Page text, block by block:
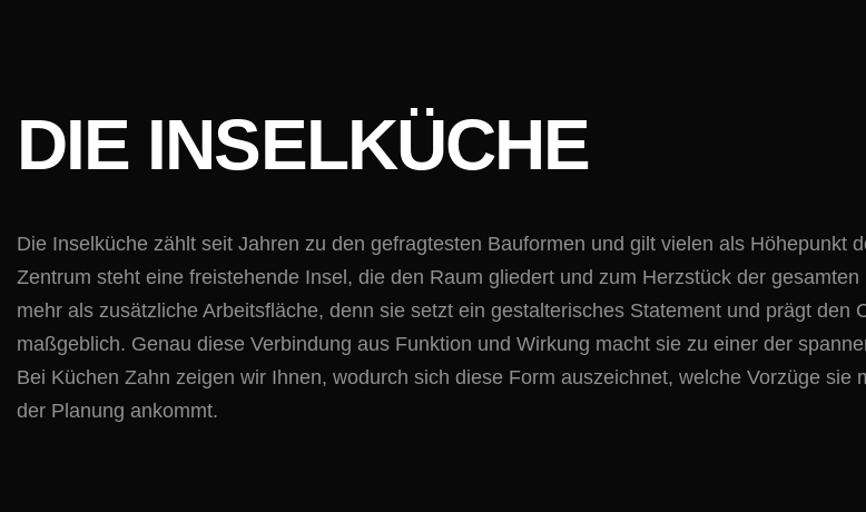
DIE INSELKÜCHE
Die Inselküche zählt seit Jahren zu den gefragtesten Bauformen und gilt vielen als Höhepunkt
Zentrum steht eine freistehende Insel, die den Raum gliedert und zum Herzstück der
mehr als zusätzliche Arbeitsfläche, denn sie setzt ein gestalterisches Statement und prägt den
maßgeblich. Genau diese Verbindung aus Funktion und Wirkung macht sie zu einer der
Bei Küchen Zahn zeigen wir Ihnen, wodurch sich diese Form auszeichnet, welche Vorzüge sie
der Planung ankommt.